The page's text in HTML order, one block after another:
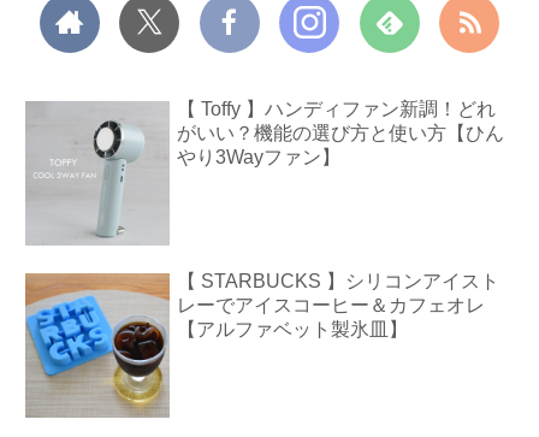
【 Toffy 】ハンディファン新調！どれ
がいい？機能の選び方と使い方【ひん
やり3Wayファン】
【 STARBUCKS 】シリコンアイスト
レーでアイスコーヒー＆カフェオレ
【アルファベット製氷皿】